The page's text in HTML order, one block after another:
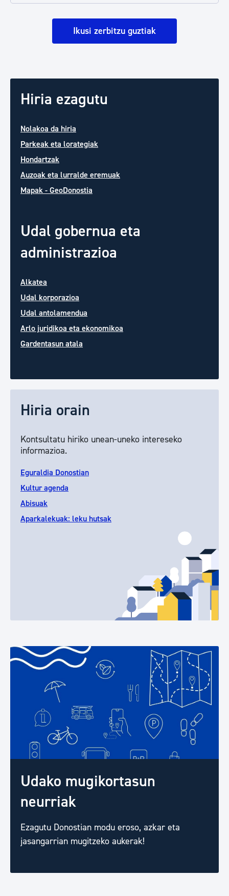
Ikusi zerbitzu guztiak
Hiria ezagutu
Nolakoa da hiria
Parkeak eta lorategiak
Hondartzak
Auzoak eta lurralde eremuak
Mapak - GeoDonostia
Udal gobernua eta
administrazioa
Alkatea
Udal korporazioa
Udal antolamendua
Arlo juridikoa eta ekonomikoa
Gardentasun atala
Hiria orain
Kontsultatu hiriko unean-uneko intereseko
informazioa.
Eguraldia Donostian
Kultur agenda
Abisuak
Aparkalekuak: leku hutsak
Udako mugikortasun
neurriak
Ezagutu Donostian modu eroso, azkar eta
jasangarrian mugitzeko aukerak!